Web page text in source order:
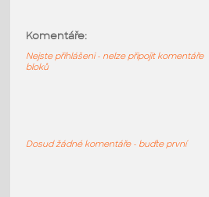
Lego 10091-
Lego 10089-
Komentáře:
Nejste přihlášeni - nelze připojit komentáře
bloků
Dosud žádné komentáře - buďte první